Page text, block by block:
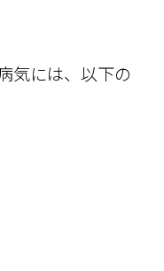
気には、以下の